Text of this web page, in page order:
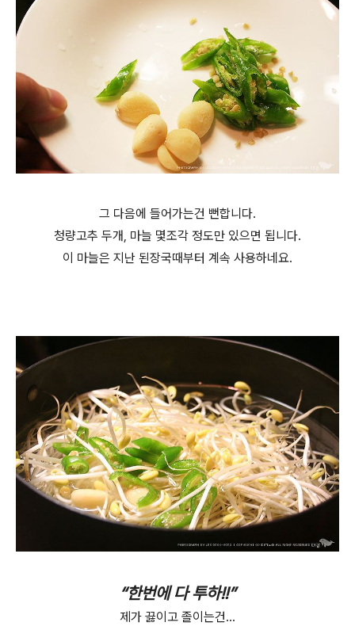
그 다음에 들어가는건 뻔합니다.
청량고추 두개, 마늘 몇조각 정도만 있으면 됩니다.
이 마늘은 지난 된장국때부터 계속 사용하네요.
“한번에 다 투하!!”
제가 끓이고 졸이는건...